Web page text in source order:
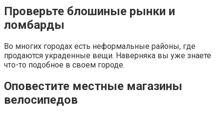
Проверьте блошиные рынки и
ломбарды
Во многих городах есть неформальные районы, где
продаются украденные вещи. Наверняка вы уже знаете
что-то подобное в своем городе.
Оповестите местные магазины
велосипедов